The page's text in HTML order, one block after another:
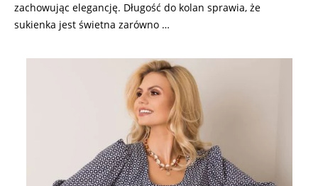
zachowując elegancję. Długość do kolan sprawia, że
sukienka jest świetna zarówno …